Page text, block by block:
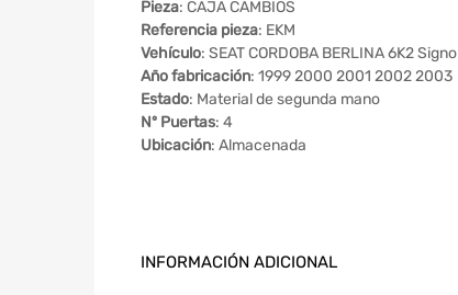
Pieza: CAJA CAMBIOS
Referencia pieza: EKM
Vehículo: SEAT CORDOBA BERLINA 6K2 Signo
Año fabricación: 1999 2000 2001 2002 2003
Estado: Material de segunda mano
Nº Puertas: 4
Ubicación: Almacenada
INFORMACIÓN ADICIONAL